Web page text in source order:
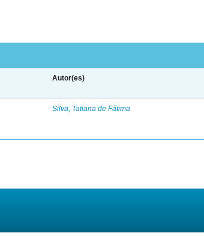
Autor(es)
Silva, Tatiana de Fátima